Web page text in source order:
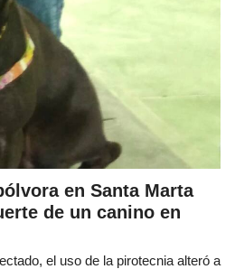
en Santa Marta
de un canino en
el uso de la pirotecnia alteró a